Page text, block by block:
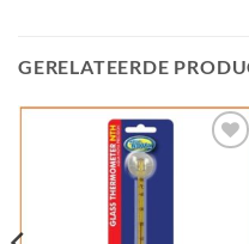
GERELATEERDE